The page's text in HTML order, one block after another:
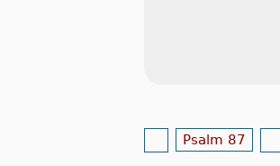
Psalm 87